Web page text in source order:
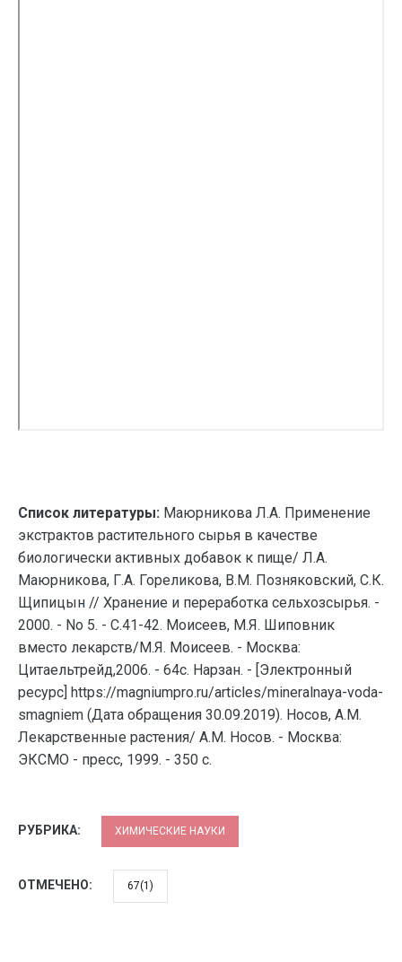
Список литературы: Маюрникова Л.А. Применение
экстрактов растительного сырья в качестве
биологически активных добавок к пище/ Л.А.
Маюрникова, Г.А. Гореликова, В.М. Позняковский, С.К.
Щипицын // Хранение и переработка сельхозсырья. -
2000. - No 5. - С.41-42. Моисеев, М.Я. Шиповник
вместо лекарств/М.Я. Моисеев. - Москва:
Цитаельтрейд,2006. - 64с. Нарзан. - [Электронный
ресурс] https://magniumpro.ru/articles/mineralnaya-voda-
smagniem (Дата обращения 30.09.2019). Носов, А.М.
Лекарственные растения/ А.М. Носов. - Москва:
ЭКСМО - пресс, 1999. - 350 с.
РУБРИКА: ХИМИЧЕСКИЕ НАУКИ
ОТМЕЧЕНО: 67(1)